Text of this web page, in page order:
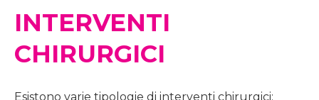
INTERVENTI
CHIRURGICI
Esistono varie tipologie di interventi chirurgici: